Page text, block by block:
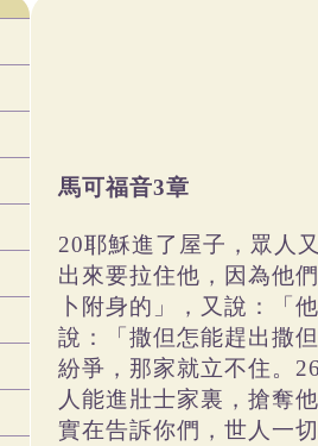
馬可福音3章
20耶穌進了屋子，眾人
出來要拉住他，因為他
卜附身的」，又說：「
說：「撒但怎能趕出撒
紛爭，那家就立不住。
人能進壯士家裏，搶奪
實在告訴你們，世人一